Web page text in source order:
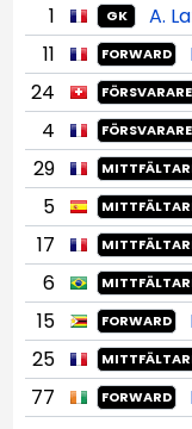
1 GK
A.
11
FORWARD
24 FÖRSVARARE
4 FÖRSVARARE
29
5
17
6
15
FORWARD
25
77 FORWARD